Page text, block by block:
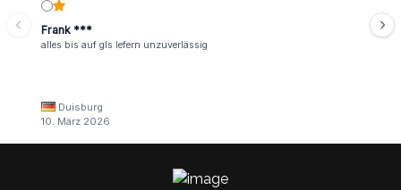
Frank ***
alles bis auf gls lefern unzuverlässig
Duisburg
10. März 2026